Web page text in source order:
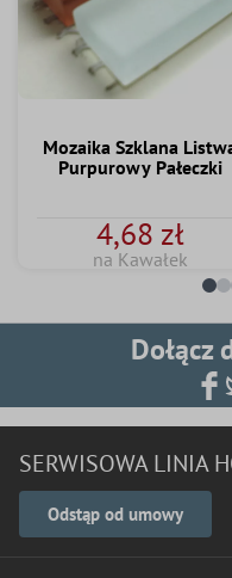
Mozaika Szklana
Purpurowy Pałeczki
4,68 zł
na Kawałek
Dołącz
SERWISOWA LINIA
Odstąp od umowy